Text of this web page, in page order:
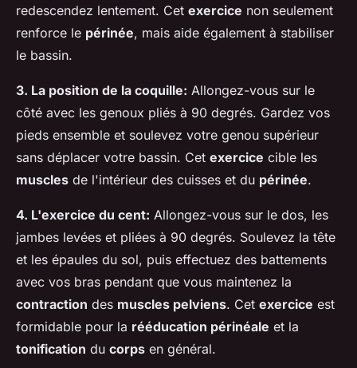
redescendez lentement. Cet exercice non seulement
renforce le périnée, mais aide également à stabiliser
le bassin.
3. La position de la coquille: Allongez-vous sur le
côté avec les genoux pliés à 90 degrés. Gardez vos
pieds ensemble et soulevez votre genou supérieur
sans déplacer votre bassin. Cet exercice cible les
muscles de l'intérieur des cuisses et du périnée.
4. L'exercice du cent: Allongez-vous sur le dos, les
jambes levées et pliées à 90 degrés. Soulevez la tête
et les épaules du sol, puis effectuez des battements
avec vos bras pendant que vous maintenez la
contraction des muscles pelviens. Cet exercice est
formidable pour la rééducation périnéale et la
tonification du corps en général.